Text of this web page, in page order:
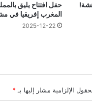
حفل افتتاح يليق
المغرب إفريقيا في
2025-12-22
الإلزامية مشار إليها بـ *